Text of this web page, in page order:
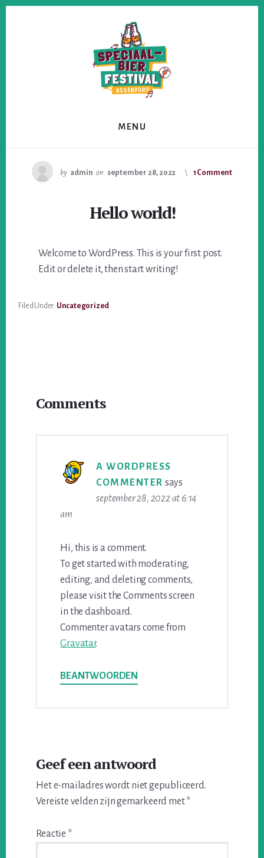
MENU
by admin on september 28, 2022 1 Comment
Hello world!
Welcome to WordPress. This is your first post.
Edit or delete it, then start writing!
Filed Under: Uncategorized
Interactions
Comments
A WORDPRESS
COMMENTER says
september 28, 2022 at 6:14
am
Hi, this is a comment.
To get started with moderating,
editing, and deleting comments,
please visit the Comments screen
in the dashboard.
Commenter avatars come from
Gravatar.
BEANTWOORDEN
Geef een antwoord
Het e-mailadres wordt niet gepubliceerd.
Vereiste velden zijn gemarkeerd met*
Reactie *